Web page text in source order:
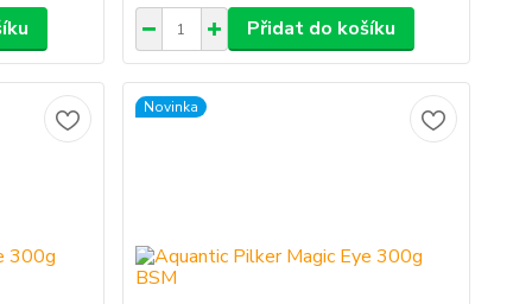
Přidat do košíku
Novinka